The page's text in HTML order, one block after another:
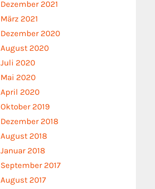
Dezember 2021
März 2021
Dezember 2020
August 2020
Juli 2020
Mai 2020
April 2020
Oktober 2019
Dezember 2018
August 2018
Januar 2018
September 2017
August 2017